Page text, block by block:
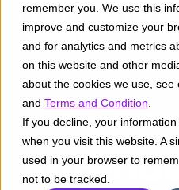
remember you. We use this
improve and customize your
and for analytics and metrics
on this website and other
about the cookies we use, see
and Terms and Condition
If you decline, your information
when you visit this website. A
used in your browser to
not to be tracked.